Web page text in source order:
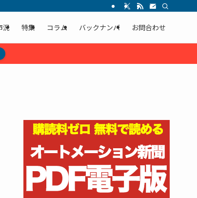
況 特集 コラム バックナンバ お問合わせ